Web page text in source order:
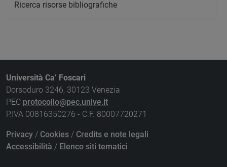
Ricerca risorse bibliografiche
Università Ca’ Foscari
Dorsoduro 3246, 30123 Venezia
PEC protocollo@pec.unive.it
P.IVA 00816350276 - C.F. 80007720271
Privacy / Cookies / Credits e note legali
Accessibilità / Elenco siti tematici